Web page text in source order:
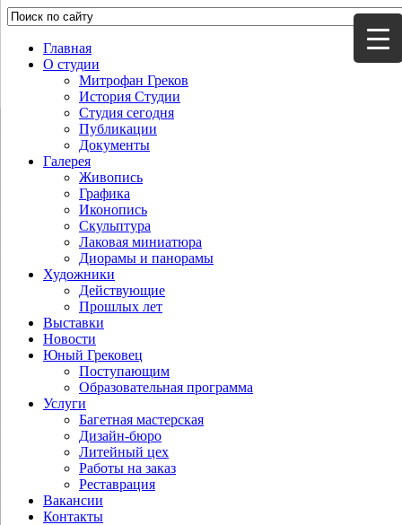
Главная
О студии
Митрофан Греков
История Студии
Студия сегодня
Публикации
Документы
Галерея
Живопись
Графика
Иконопись
Скульптура
Лаковая миниатюра
Диорамы и панорамы
Художники
Действующие
Прошлых лет
Выставки
Новости
Юный Грековец
Поступающим
Образовательная программа
Услуги
Багетная мастерская
Дизайн-бюро
Литейный цех
Работы на заказ
Реставрация
Вакансии
Контакты